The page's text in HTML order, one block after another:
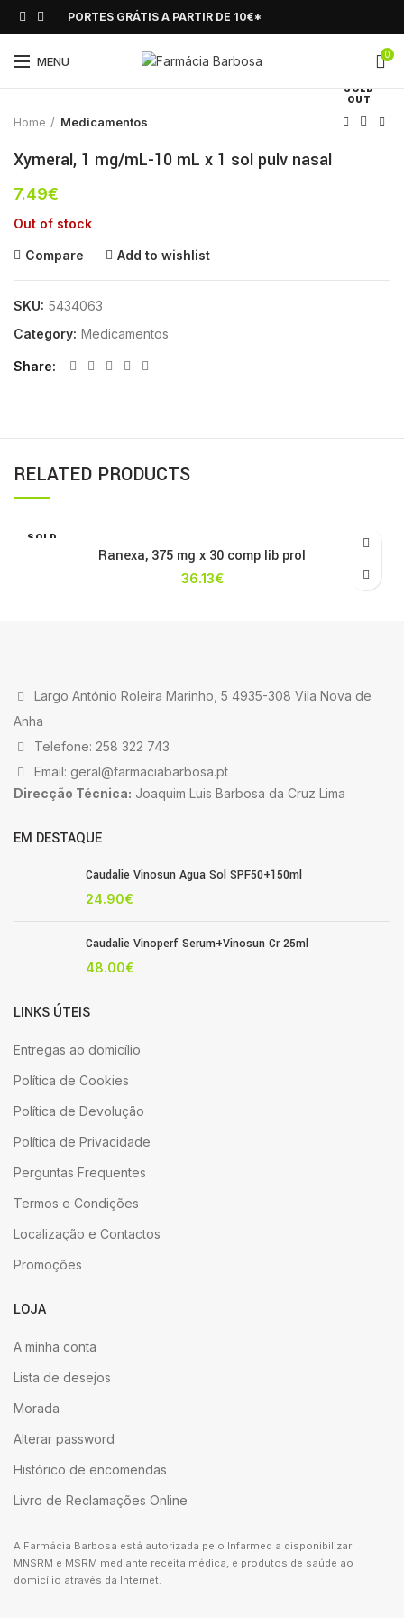
PORTES GRÁTIS A PARTIR DE 10€*
MENU 0
SOLD
OUT
Click to enlarge
Home Medicamentos
Xymeral, 1 mg/mL-10 mL x 1 sol pulv nasal
7.49€
Out of stock
Compare Add to wishlist
SKU: 5434063
Category: Medicamentos
Share
RELATED PRODUCTS
SOLD
Ranexa, 375 mg x 30 comp lib prol
36.13€
Largo António Roleira Marinho, 5 4935-308 Vila Nova de
Anha
Telefone: 258 322 743
Email: geral@farmaciabarbosa.pt
Direcção Técnica: Joaquim Luis Barbosa da Cruz Lima
EM DESTAQUE
Caudalie Vinosun Agua Sol SPF50+150ml
24.90€
Caudalie Vinoperf Serum+Vinosun Cr 25ml
48.00€
LINKS ÚTEIS
Entregas ao domicílio
Política de Cookies
Política de Devolução
Política de Privacidade
Perguntas Frequentes
Termos e Condições
Localização e Contactos
Promoções
LOJA
A minha conta
Lista de desejos
Morada
Alterar password
Histórico de encomendas
Livro de Reclamações Online
A Farmácia Barbosa está autorizada pelo Infarmed a disponibilizar
MNSRM e MSRM mediante receita médica, e produtos de saúde ao
domicílio através da Internet.